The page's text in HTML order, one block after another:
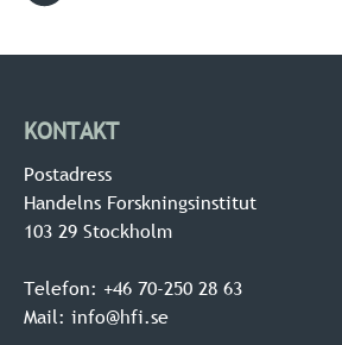
KONTAKT
Postadress
Handelns Forskningsinstitut
103 29 Stockholm
Telefon: +46 70-250 28 63
Mail: info@hfi.se